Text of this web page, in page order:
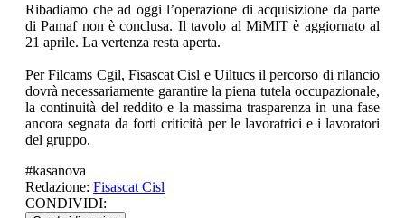
Ribadiamo che ad oggi l’operazione di acquisizione da parte
di Pamaf non è conclusa. Il tavolo al MiMIT è aggiornato al
21 aprile. La vertenza resta aperta.
Per Filcams Cgil, Fisascat Cisl e Uiltucs il percorso di rilancio
dovrà necessariamente garantire la piena tutela occupazionale,
la continuità del reddito e la massima trasparenza in una fase
ancora segnata da forti criticità per le lavoratrici e i lavoratori
del gruppo.
#kasanova
Redazione: Fisascat Cisl
CONDIVIDI: